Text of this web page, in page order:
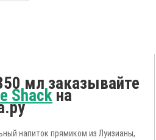
мл заказывайте
Shackна
напиток прямиком из Луизианы,